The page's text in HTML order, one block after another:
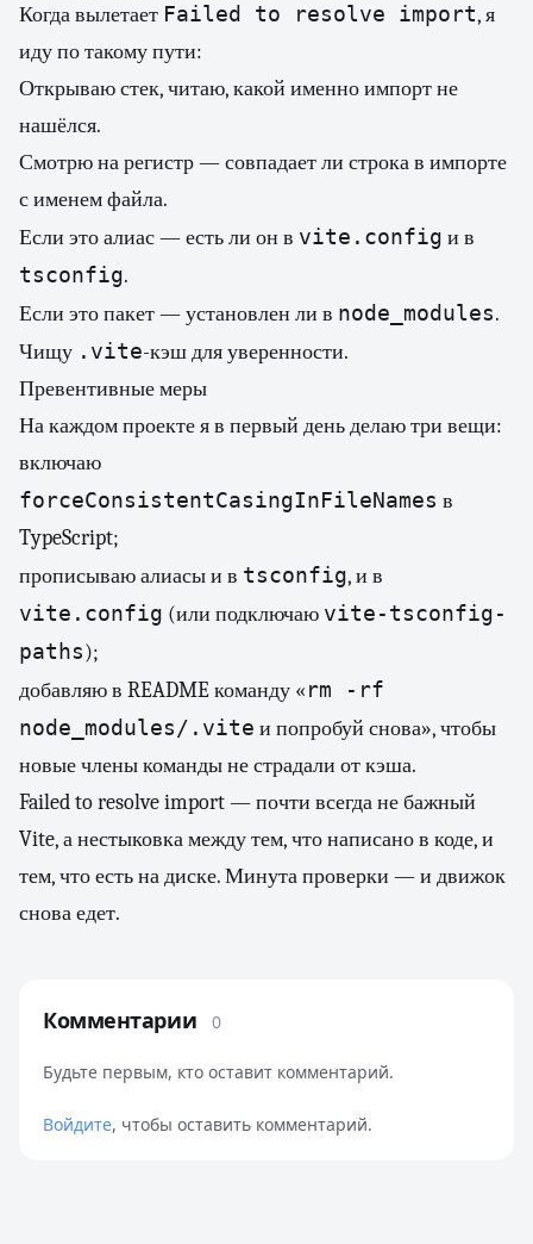
Когда вылетает Failed to resolve import, я
иду по такому пути:
Открываю стек, читаю, какой именно импорт не
нашёлся.
Смотрю на регистр — совпадает ли строка в импорте
с именем файла.
Если это алиас — есть ли он в vite.config и в
tsconfig.
Если это пакет — установлен ли в node_modules.
Чищу .vite-кэш для уверенности.
Превентивные меры
На каждом проекте я в первый день делаю три вещи:
включаю
forceConsistentCasingInFileNames в
TypeScript;
прописываю алиасы и в tsconfig, и в
vite.config (или подключаю vite-tsconfig-
paths);
добавляю в README команду «rm -rf
node_modules/.vite и попробуй снова», чтобы
новые члены команды не страдали от кэша.
Failed to resolve import — почти всегда не бажный
Vite, а нестыковка между тем, что написано в коде, и
тем, что есть на диске. Минута проверки — и движок
снова едет.
Комментарии 0
Будьте первым, кто оставит комментарий.
Войдите, чтобы оставить комментарий.